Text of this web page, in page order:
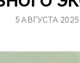
5 АВГУСТА 2025